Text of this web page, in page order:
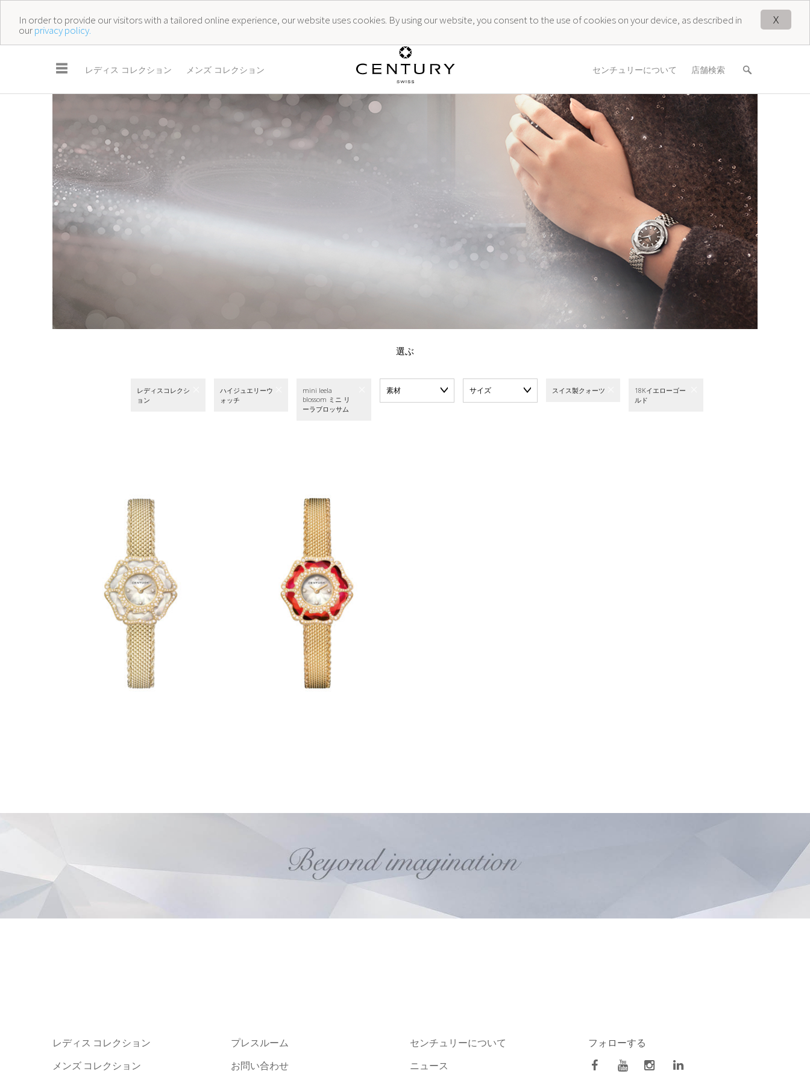
X
In order to provide our visitors with a tailored online experience, our website uses cookies. By using our website, you consent to the use of cookies on your device, as described in
ourprivacy policy.
☰ レディス コレクション メンズ コレクション センチュリーについて 店舗検索
選ぶ
レディスコレクシ
ョン
ハイジュエリーウ
ォッチ
mini leela
blossom ミニ リ
ーラブロッサム
素材 サイズ スイス製クォーツ
18Kイエローゴー
ルド
レディス コレクション
メンズ コレクション
プレスルーム
お問い合わせ
センチュリーについて
ニュース
フォローする
facebookYoutubeInstagram